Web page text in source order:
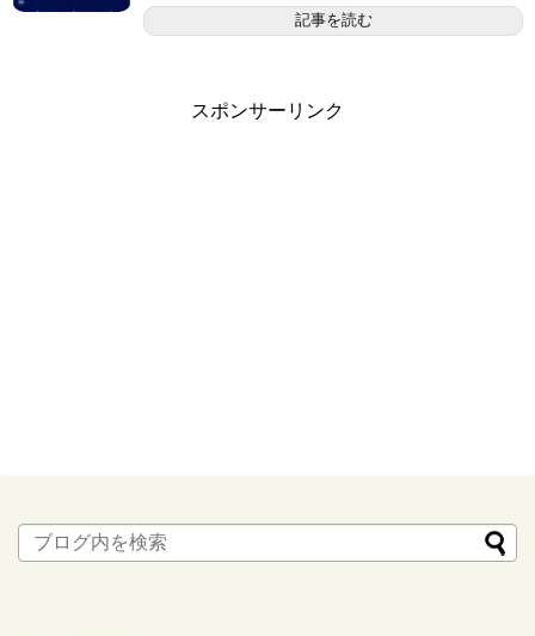
記事を読む
スポンサーリンク